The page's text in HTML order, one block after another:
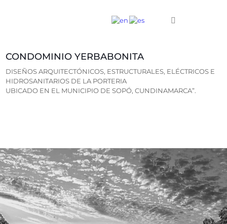
CONDOMINIO YERBABONITA
DISEÑOS ARQUITECTÓNICOS, ESTRUCTURALES, ELÉCTRICOS E
HIDROSANITARIOS DE LA PORTERIA
UBICADO EN EL MUNICIPIO DE SOPÓ, CUNDINAMARCA”.